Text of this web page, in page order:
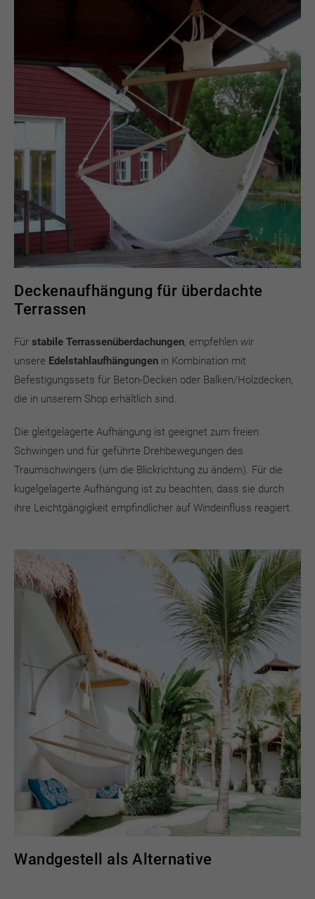
Deckenaufhängung für überdachte
Terrassen
Für stabile Terrassenüberdachungen, empfehlen wir
unsere Edelstahlaufhängungen in Kombination mit
Befestigungssets für Beton-Decken oder Balken/Holzdecken,
die in unserem Shop erhältlich sind.
Die gleitgelagerte Aufhängung ist geeignet zum freien
Schwingen und für geführte Drehbewegungen des
Traumschwingers (um die Blickrichtung zu ändern). Für die
kugelgelagerte Aufhängung ist zu beachten, dass sie durch
ihre Leichtgängigkeit empfindlicher auf Windeinfluss reagiert.
Wandgestell als Alternative